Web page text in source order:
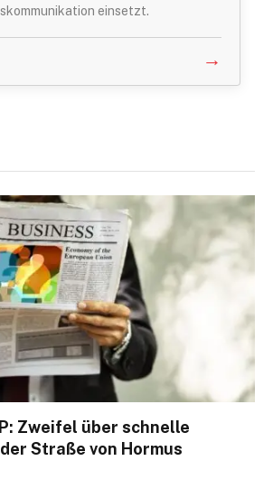
einsetzt.
→
Zweifel über schnelle
Straße von Hormus